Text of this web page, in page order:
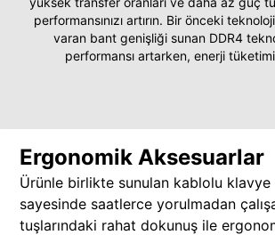
performansınızı artırın. Bir önceki
varan bant genişliği sunan DDR4
performansı artarken, enerji tüketimi
Ergonomik Aksesuarlar
Ürünle birlikte sunulan kablolu klavye
sayesinde saatlerce yorulmadan
tuşlarındaki rahat dokunuş ile